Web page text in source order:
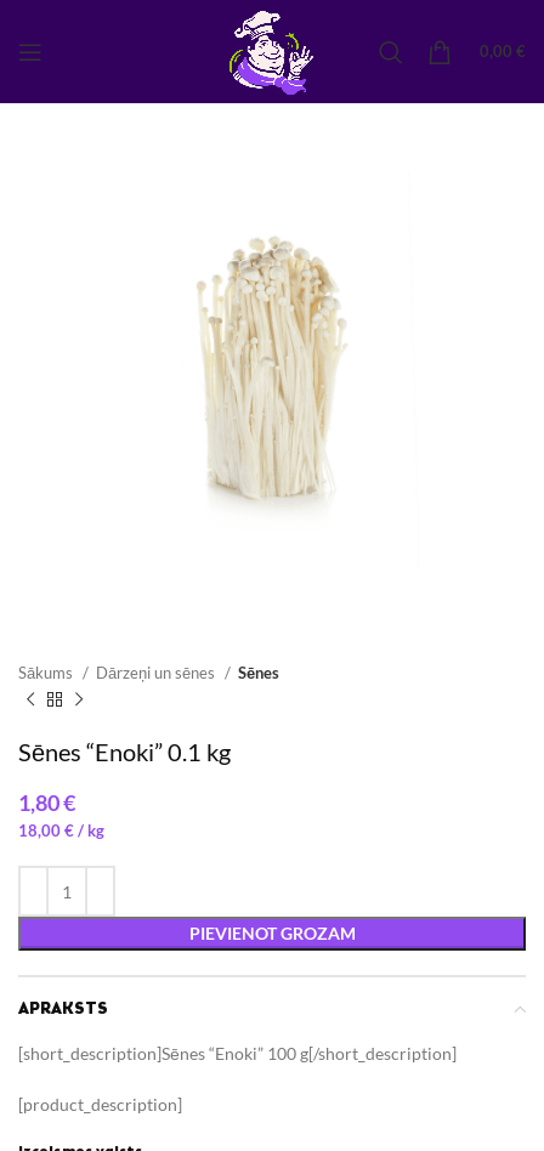
0,00 €
Sākums Dārzeņi un sēnes Sēnes
Sēnes “Enoki” 0.1 kg
€
18,00€/
PIEVIENOT GROZAM
APRAKSTS
[short_description]Sēnes “Enoki” 100 g[/short_description]
[product_description]